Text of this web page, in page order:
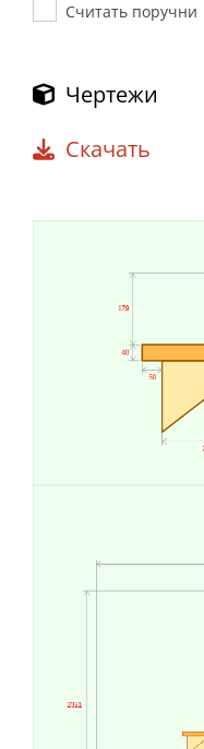
Считать поручни
Чертежи
Скачать